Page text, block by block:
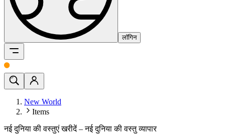
लॉगिन
New World
Items
नई दुनिया की वस्तुएं खरीदें – नई दुनिया की वस्तु व्यापार